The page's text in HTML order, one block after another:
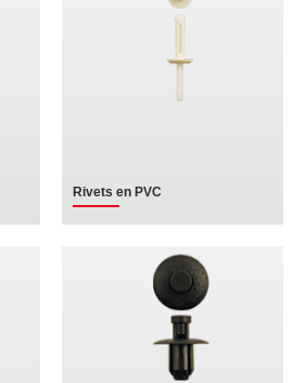
Rivets en PVC